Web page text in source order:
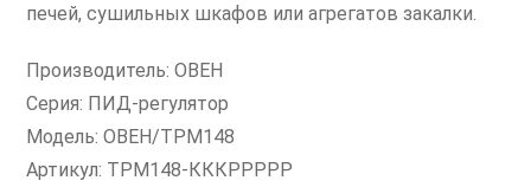
печей, сушильных шкафов или агрегатов закалки.
Производитель: ОВЕН
Серия: ПИД-регулятор
Модель: ОВЕН/ТРМ148
Артикул: ТРМ148-КККРРРРР